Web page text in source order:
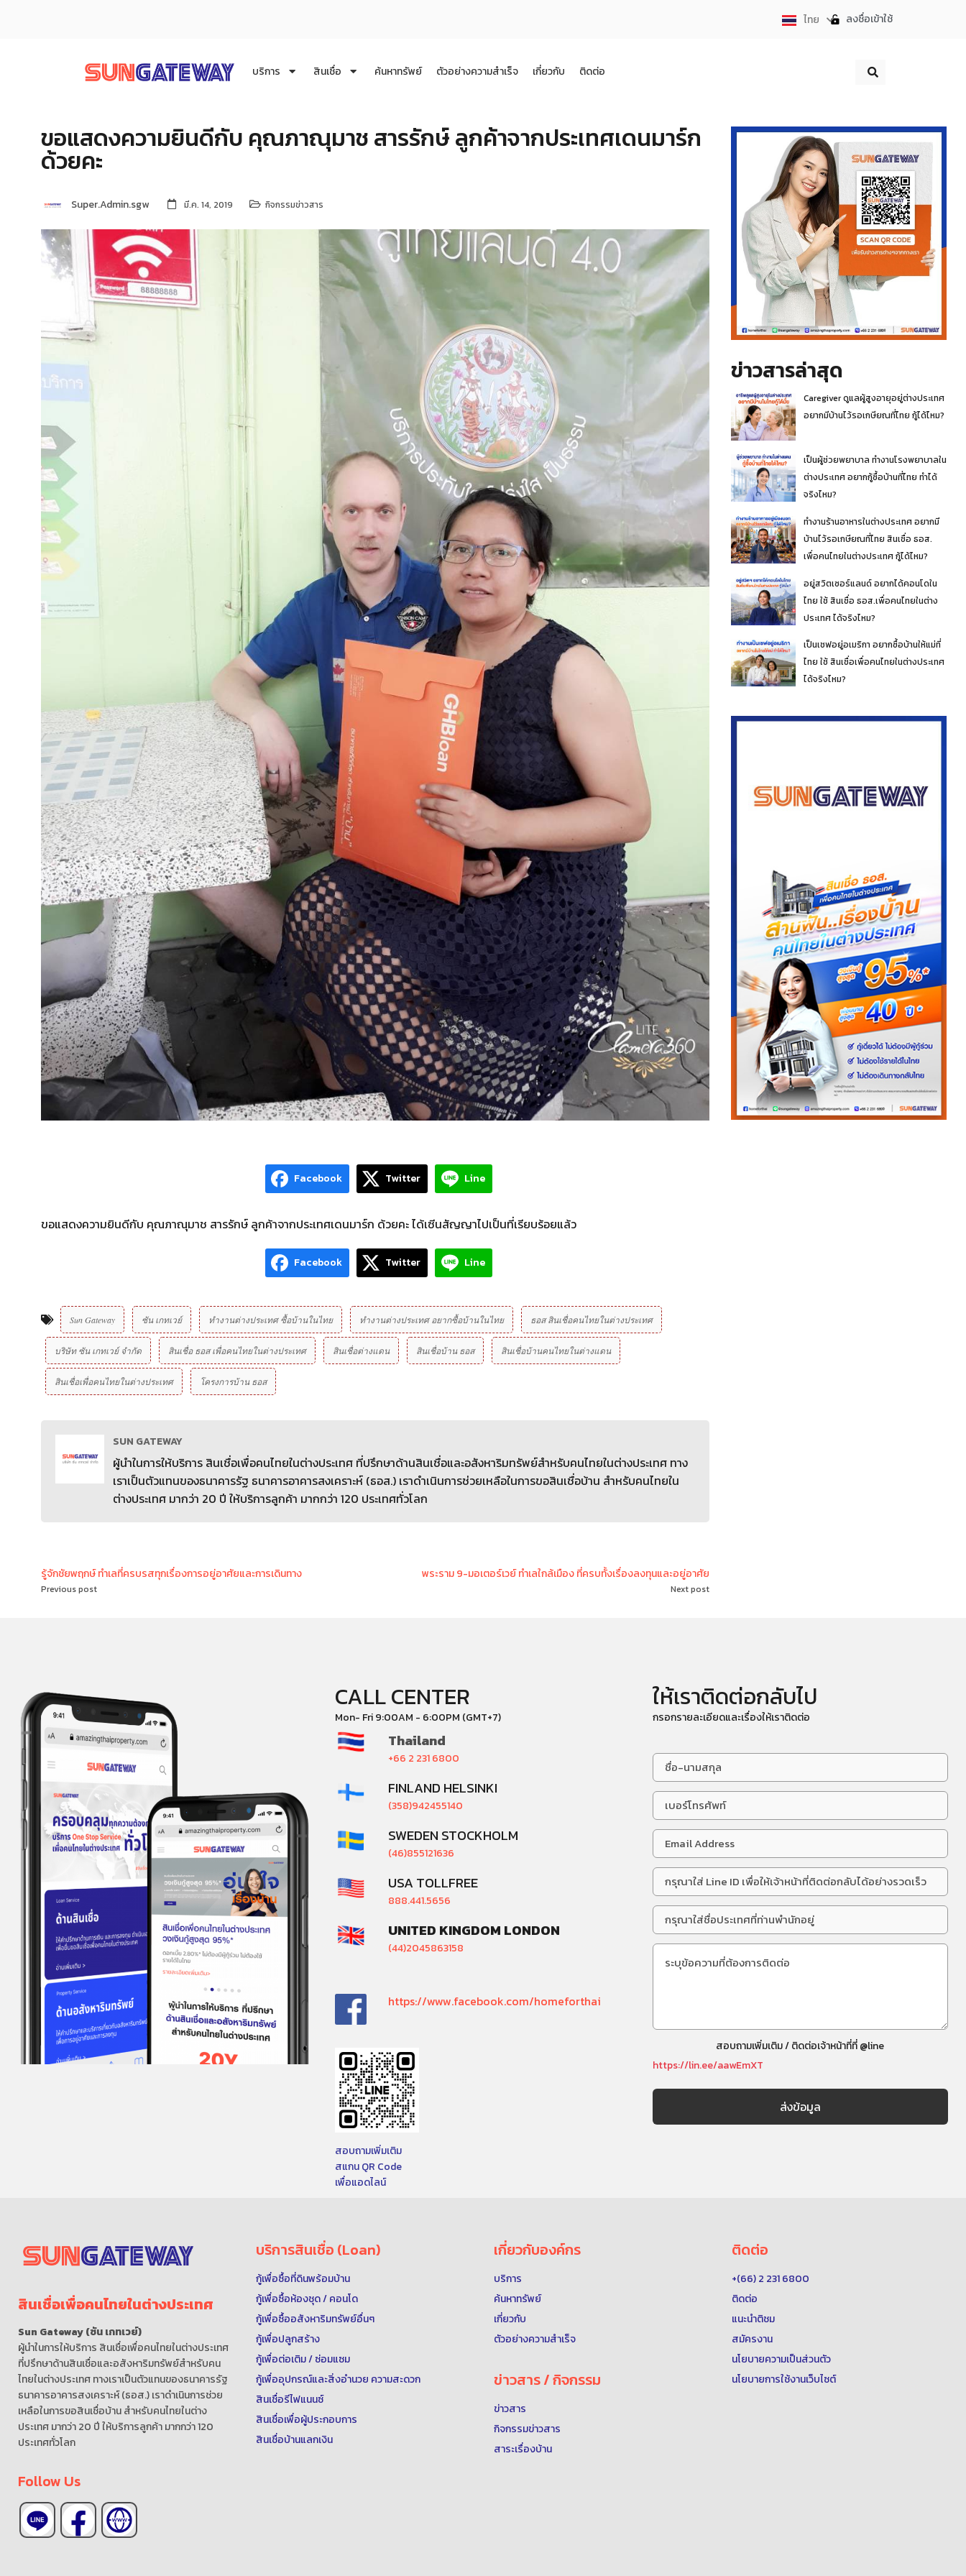
ไทย
English ลงชื่อเข้าใช้
บริการ สินเชื่อ ค้นหาทรัพย์ ตัวอย่างความสำเร็จ เกี่ยวกับ ติดต่อ
ขอแสดงความยินดีกับ คุณภาณุมาช สารรักษ์ ลูกค้าจากประเทศเดนมาร์ก
ด้วยคะ
Super.Admin.sgw มี.ค. 14, 2019 กิจกรรมข่าวสาร
Facebook Twitter Line
ขอแสดงความยินดีกับ คุณภาณุมาช สารรักษ์ ลูกค้าจากประเทศเดนมาร์ก ด้วยคะ ได้เซีนสัญญาไปเป็นที่เรียบร้อยแล้ว
Facebook Twitter Line
Sun Gateway ซัน เกทเวย์ ทำงานต่างประเทศ ซื้อบ้านในไทย ทำงานต่างประเทศ อยากซื้อบ้านในไทย ธอส สินเชื่อคนไทยในต่างประเทศ
บริษัท ซัน เกทเวย์ จํากัด สินเชื่อ ธอส เพื่อคนไทยในต่างประเทศ สินเชื่อต่างแดน สินเชื่อบ้าน ธอส สินเชื่อบ้านคนไทยในต่างแดน
สินเชื่อเพื่อคนไทยในต่างประเทศ โครงการบ้าน ธอส
SUN GATEWAY
ผู้นำในการให้บริการ สินเชื่อเพื่อคนไทยในต่างประเทศ ที่ปรึกษาด้านสินเชื่อและอสังหาริมทรัพย์สำหรับคนไทยในต่างประเทศ ทาง
เราเป็นตัวแทนของธนาคารรัฐ ธนาคารอาคารสงเคราะห์ (ธอส.) เราดำเนินการช่วยเหลือในการขอสินเชื่อบ้าน สำหรับคนไทยใน
ต่างประเทศ มากว่า 20 ปี ให้บริการลูกค้า มากกว่า 120 ประเทศทั่วโลก
รู้จักชัยพฤกษ์ ทำเลที่ครบรสทุกเรื่องการอยู่อาศัยและการเดินทาง
Previous post
พระราม 9-มอเตอร์เวย์ ทำเลใกล้เมือง ที่ครบทั้งเรื่องลงทุนและอยู่อาศัย
Next post
ข่าวสารล่าสุด
Caregiver ดูแลผู้สูงอายุอยู่ต่างประเทศ
อยากมีบ้านไว้รอเกษียณที่ไทย กู้ได้ไหม?
เป็นผู้ช่วยพยาบาล ทำงานโรงพยาบาลใน
ต่างประเทศ อยากกู้ซื้อบ้านที่ไทย ทำได้
จริงไหม?
ทำงานร้านอาหารในต่างประเทศ อยากมี
บ้านไว้รอเกษียณที่ไทย สินเชื่อ ธอส.
เพื่อคนไทยในต่างประเทศ กู้ได้ไหม?
อยู่สวิตเซอร์แลนด์ อยากได้คอนโดใน
ไทย ใช้ สินเชื่อ ธอส.เพื่อคนไทยในต่าง
ประเทศ ได้จริงไหม?
เป็นเชฟอยู่อเมริกา อยากซื้อบ้านให้แม่ที่
ไทย ใช้ สินเชื่อเพื่อคนไทยในต่างประเทศ
ได้จริงไหม?
CALL CENTER
Mon- Fri 9:00AM - 6:00PM (GMT+7)
Thailand
+66 2 231 6800
FINLAND HELSINKI
(358)942455140
SWEDEN STOCKHOLM
(46)855121636
USA TOLLFREE
888.441.5656
UNITED KINGDOM LONDON
(44)2045863158
https://www.facebook.com/homeforthai
สอบถามเพิ่มเติม
สแกน QR Code
เพื่อแอดไลน์
ให้เราติดต่อกลับไป
กรอกรายละเอียดและเรื่องให้เราติดต่อ
สอบถามเพิ่มเติม / ติดต่อเจ้าหน้าที่ที่ @line
https://lin.ee/aawEmXT
สินเชื่อเพื่อคนไทยในต่างประเทศ
Sun Gateway (ซัน เกทเวย์)
ผู้นำในการให้บริการ สินเชื่อเพื่อคนไทยในต่างประเทศ
ที่ปรึกษาด้านสินเชื่อและอสังหาริมทรัพย์สำหรับคน
ไทยในต่างประเทศ ทางเราเป็นตัวแทนของธนาคารรัฐ
ธนาคารอาคารสงเคราะห์ (ธอส.) เราดำเนินการช่วย
เหลือในการขอสินเชื่อบ้าน สำหรับคนไทยในต่าง
ประเทศ มากว่า 20 ปี ให้บริการลูกค้า มากกว่า 120
ประเทศทั่วโลก
Follow Us
บริการสินเชื่อ (Loan)
กู้เพื่อซื้อที่ดินพร้อมบ้าน
กู้เพื่อซื้อห้องชุด / คอนโด
กู้เพื่อซื้ออสังหาริมทรัพย์อื่นๆ
กู้เพื่อปลูกสร้าง
กู้เพื่อต่อเติม / ซ่อมแซม
กู้เพื่ออุปกรณ์และสิ่งอำนวย ความสะดวก
สินเชื่อรีไฟแนนซ์
สินเชื่อเพื่อผู้ประกอบการ
สินเชื่อบ้านแลกเงิน
เกี่ยวกับองค์กร
บริการ
ค้นหาทรัพย์
เกี่ยวกับ
ตัวอย่างความสำเร็จ
ข่าวสาร / กิจกรรม
ข่าวสาร
กิจกรรมข่าวสาร
สาระเรื่องบ้าน
ติดต่อ
+(66) 2 231 6800
ติดต่อ
แนะนำติชม
สมัครงาน
นโยบายความเป็นส่วนตัว
นโยบายการใช้งานเว็บไซต์